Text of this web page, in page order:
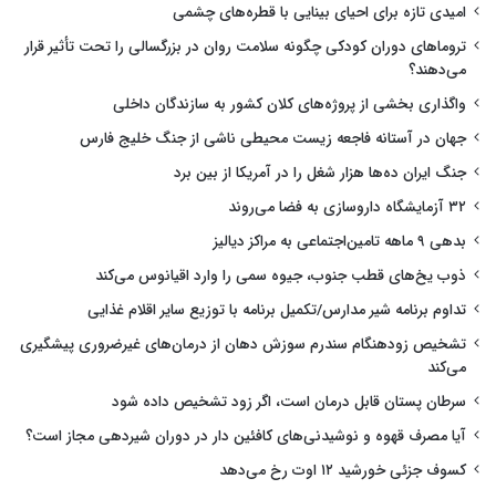
امیدی تازه برای احیای بینایی با قطره‌های چشمی
تروماهای دوران کودکی چگونه سلامت روان در بزرگسالی را تحت تأثیر قرار
می‌دهند؟
واگذاری بخشی از پروژه‌های کلان کشور به سازندگان داخلی
جهان در آستانه فاجعه زیست محیطی ناشی از جنگ خلیج فارس
جنگ ایران ده‌ها هزار شغل را در آمریکا از بین برد
۳۲ آزمایشگاه داروسازی به فضا می‌روند
بدهی ۹ ماهه تامین‌اجتماعی به مراکز دیالیز
ذوب یخ‌های قطب جنوب، جیوه سمی را وارد اقیانوس می‌کند
تداوم برنامه شیر مدارس/تکمیل برنامه با توزیع سایر اقلام غذایی
تشخیص زودهنگام سندرم سوزش دهان از درمان‌های غیرضروری پیشگیری
می‌کند
سرطان پستان قابل درمان است، اگر زود تشخیص داده شود
آیا مصرف قهوه و نوشیدنی‌های کافئین دار در دوران شیردهی مجاز است؟
کسوف جزئی خورشید ۱۲ اوت رخ می‌دهد